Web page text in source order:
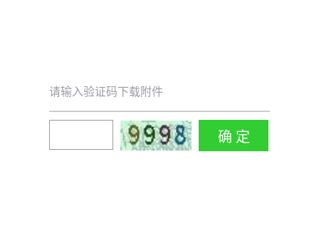
请输入验证码下载附件